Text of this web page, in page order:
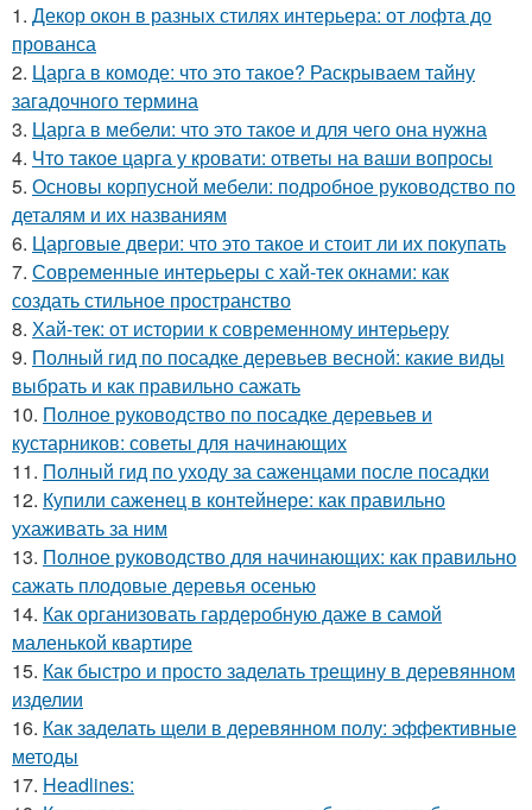
1. Декор окон в разных стилях интерьера: от лофта до
прованса
2. Царга в комоде: что это такое? Раскрываем тайну
загадочного термина
3. Царга в мебели: что это такое и для чего она нужна
4. Что такое царга у кровати: ответы на ваши вопросы
5. Основы корпусной мебели: подробное руководство по
деталям и их названиям
6. Царговые двери: что это такое и стоит ли их покупать
7. Современные интерьеры с хай-тек окнами: как
создать стильное пространство
8. Хай-тек: от истории к современному интерьеру
9. Полный гид по посадке деревьев весной: какие виды
выбрать и как правильно сажать
10. Полное руководство по посадке деревьев и
кустарников: советы для начинающих
11. Полный гид по уходу за саженцами после посадки
12. Купили саженец в контейнере: как правильно
ухаживать за ним
13. Полное руководство для начинающих: как правильно
сажать плодовые деревья осенью
14. Как организовать гардеробную даже в самой
маленькой квартире
15. Как быстро и просто заделать трещину в деревянном
изделии
16. Как заделать щели в деревянном полу: эффективные
методы
17. Headlines: